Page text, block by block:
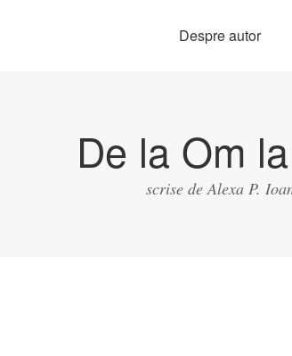
Despre autor
De la Om
scrise de Alexa P.